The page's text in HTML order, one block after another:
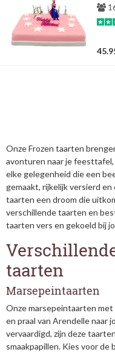
Onze Frozen taarten
avonturen naar je
elke gelegenheid die een
gemaakt, rijkelijk versierd
taarten een droom die
verschillende taarten en
taarten vers en gekoeld bij
taarten
Marsepeintaarten
Onze marsepeintaarten
en praal van Arendelle naar
vervaardigd, zijn deze
smaakpapillen. Kies voor